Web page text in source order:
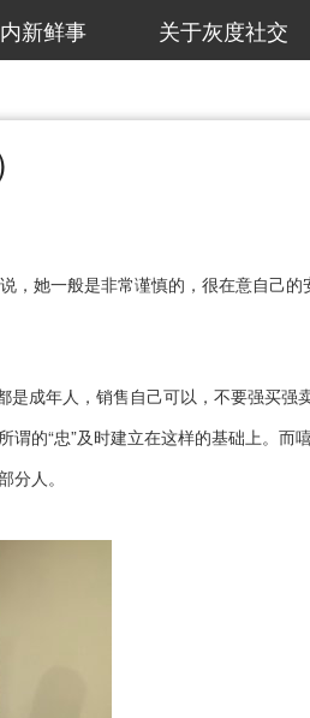
新鲜事 关于灰度社交
，她一般是非常谨慎的，很在意自己的
成年人，销售自己可以，不要强买强
的“忠”及时建立在这样的基础上。而
人。